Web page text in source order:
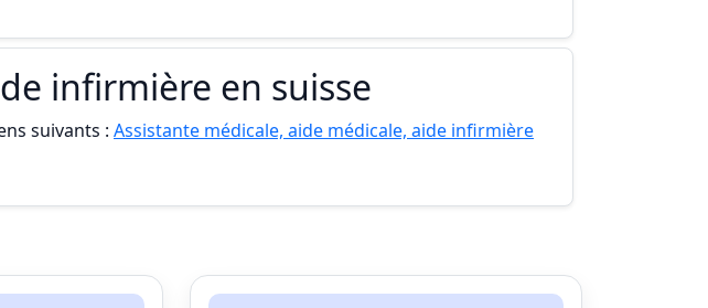
infirmière en suisse
suivants : Assistante médicale, aide médicale, aide infirmière